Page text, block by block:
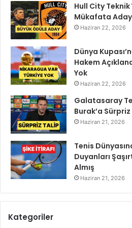
Hull City
Mükafata
Haziran 22, 2026
Dünya
Hakem
Yok
Haziran 22, 2026
Galatasaray
Burak’a Sürpriz
Haziran 21, 2026
Tenis
Duyanları
Almış
Haziran 21, 2026
Kategoriler